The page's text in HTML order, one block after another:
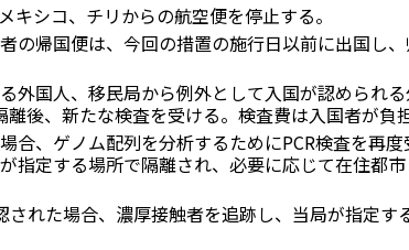
シコ、チリからの航空便を停止する。
の帰国便は、今回の措置の施行日以前に出国し
外国人、移民局から例外として入国が認められ
後、新たな検査を受ける。検査費は入国者が負
合、ゲノム配列を分析するためにPCR検査を再
指定する場所で隔離され、必要に応じて在住都
れた場合、濃厚接触者を追跡し、当局が指定す